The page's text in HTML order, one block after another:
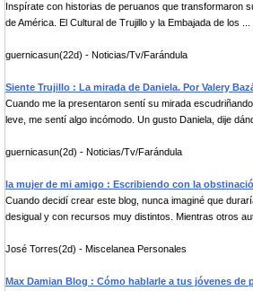
Inspírate con historias de peruanos que transformaron
de América. El Cultural de Trujillo y la Embajada de los ...
guernicasun(22d) - Noticias/Tv/Farándula
Siente Trujillo : La mirada de Daniela. Por Valery
Cuando me la presentaron sentí su mirada
leve, me sentí algo incómodo. Un gusto Daniela, dije
guernicasun(2d) - Noticias/Tv/Farándula
la mujer de mi amigo : Escribiendo con la
Cuando decidí crear este blog, nunca imaginé que
desigual y con recursos muy distintos. Mientras otros
José Torres(2d) - Miscelanea Personales
Max Damian Blog : Cómo hablarle a tus jóvenes de